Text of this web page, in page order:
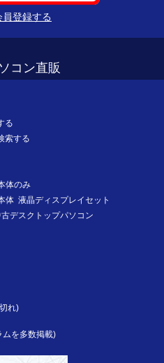
登録する
コン直販
る
索する
体のみ
体 液晶ディスプレイセット
デスクトップパソコン
れ)
ムを多数掲載)